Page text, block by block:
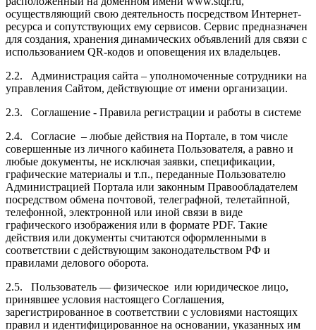
осуществляющий свою деятельность посредством Интернет-
ресурса и сопутствующих ему сервисов. Сервис предназначен
для создания, хранения динамических объявлений для связи с
использованием QR-кодов и оповещения их владельцев.
2.2. Администрация сайта – уполномоченные сотрудники на
управления Сайтом, действующие от имени организации.
2.3. Соглашение - Правила регистрации и работы в системе
2.4. Согласие – любые действия на Портале, в том числе
совершенные из личного кабинета Пользователя, а равно и
любые документы, не исключая заявки, спецификации,
графические материалы и т.п., переданные Пользователю
Администрацией Портала или законным Правообладателем
посредством обмена почтовой, телеграфной, телетайпной,
телефонной, электронной или иной связи в виде
графического изображения или в формате PDF. Такие
действия или документы считаются оформленными в
соответствии с действующим законодательством РФ и
правилами делового оборота.
2.5. Пользователь — физическое или юридическое лицо,
принявшее условия настоящего Соглашения,
зарегистрированное в соответствии с условиями настоящих
правил и идентифицированное на основании, указанных им